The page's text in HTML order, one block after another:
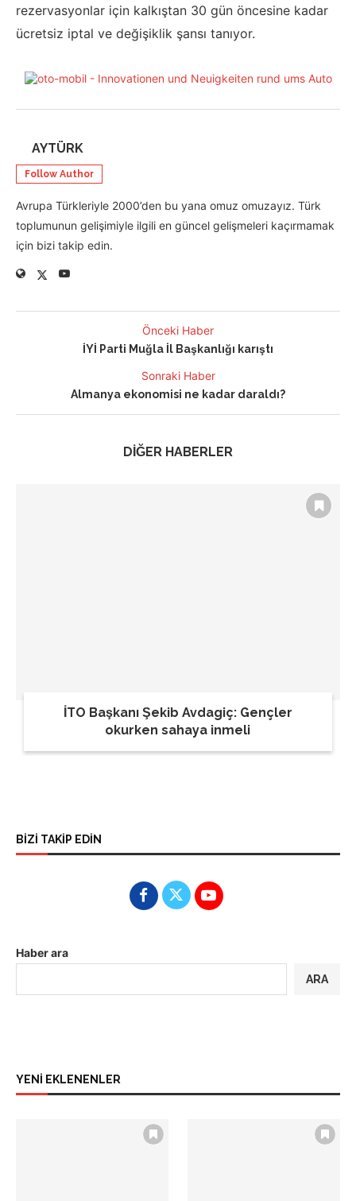
rezervasyonlar için kalkıştan 30 gün öncesine kadar
ücretsiz iptal ve değişiklik şansı tanıyor.
AYTÜRK
Follow Author
Avrupa Türkleriyle 2000’den bu yana omuz omuzayız. Türk
toplumunun gelişimiyle ilgili en güncel gelişmeleri kaçırmamak
için bizi takip edin.
Önceki Haber
İYİ Parti Muğla İl Başkanlığı karıştı
Sonraki Haber
Almanya ekonomisi ne kadar daraldı?
DİĞER HABERLER
İTO Başkanı Şekib Avdagiç: Gençler
okurken sahaya inmeli
BİZİ TAKİP EDİN
Haber ara
ARA
YENİ EKLENENLER